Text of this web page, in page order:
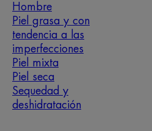
Hombre
Piel grasa y con
tendencia a las
imperfecciones
Piel mixta
Piel seca
Sequedad y
deshidratación